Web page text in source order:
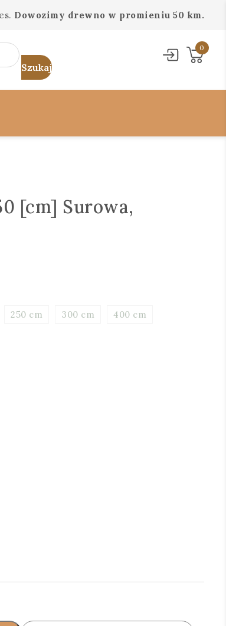
Dowozimy drewno w promieniu 50 km.
0
[cm] Surowa,
250 cm 300 cm 400 cm